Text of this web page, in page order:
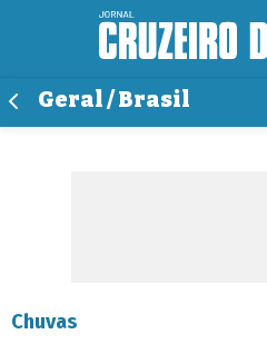
Geral / Brasil
Chuvas